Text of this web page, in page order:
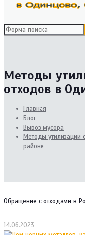
Методы
отходов в
Главная
Блог
Вывоз мусора
Методы утилизации
районе
Обращение с отходами в
14.06.2023